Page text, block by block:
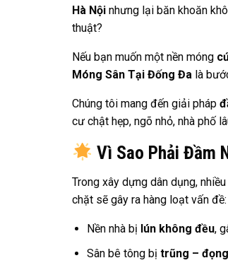
Hà Nội nhưng lại băn khoăn
thuật?
Nếu bạn muốn một nền móng
Móng Sân Tại Đống Đa là
Chúng tôi mang đến giải pháp
cư chật hẹp, ngõ nhỏ, nhà phố
Vì Sao Phải Đầm
Trong xây dựng dân dụng,
chặt sẽ gây ra hàng loạt vấn đề:
Nền nhà bị lún không đều,
Sân bê tông bị trũng –